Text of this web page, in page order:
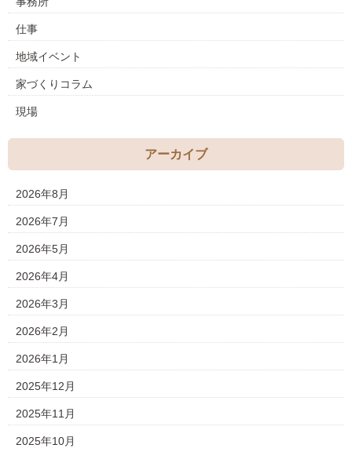
仕事
地域イベント
家づくりコラム
現場
アーカイブ
2026年8月
2026年7月
2026年5月
2026年4月
2026年3月
2026年2月
2026年1月
2025年12月
2025年11月
2025年10月